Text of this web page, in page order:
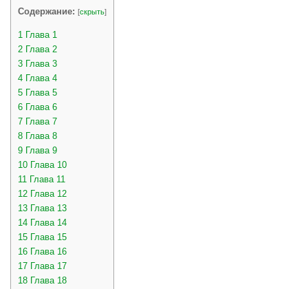
Содержание: [скрыть]
1
Глава 1
2 Глава 2
3 Глава 3
4 Глава 4
5 Глава 5
6 Глава 6
7 Глава 7
8 Глава 8
9 Глава 9
10 Глава 10
11
Глава 11
12 Глава 12
13 Глава 13
14 Глава 14
15 Глава 15
16 Глава 16
17 Глава 17
18 Глава 18